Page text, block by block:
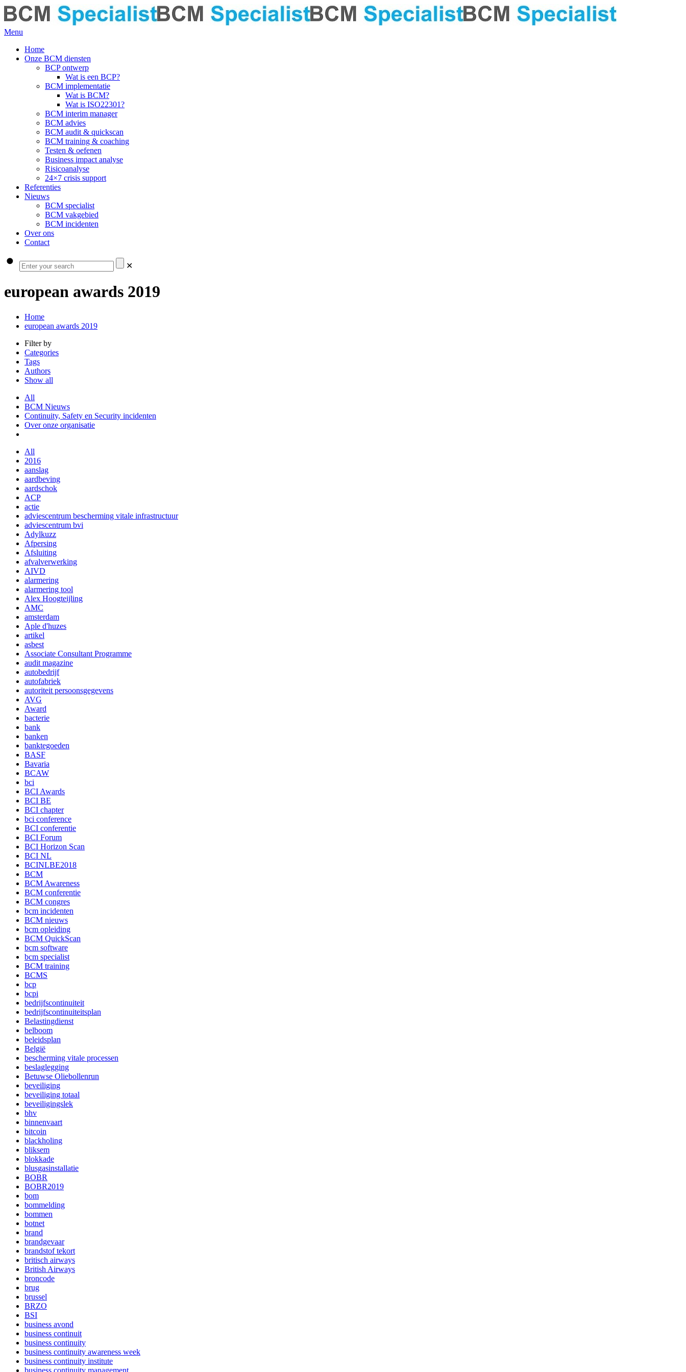
Menu
Home
Onze BCM diensten
BCP ontwerp
Wat is een BCP?
BCM implementatie
Wat is BCM?
Wat is ISO22301?
BCM interim manager
BCM advies
BCM audit & quickscan
BCM training & coaching
Testen & oefenen
Business impact analyse
Risicoanalyse
24×7 crisis support
Referenties
Nieuws
BCM specialist
BCM vakgebied
BCM incidenten
Over ons
Contact
✕
european awards 2019
Home
european awards 2019
Filter by
Categories
Tags
Authors
Show all
All
BCM Nieuws
Continuity, Safety en Security incidenten
Over onze organisatie
All
2016
aanslag
aardbeving
aardschok
ACP
actie
adviescentrum bescherming vitale infrastructuur
adviescentrum bvi
Adylkuzz
Afpersing
Afsluiting
afvalverwerking
AIVD
alarmering
alarmering tool
Alex Hoogteijling
AMC
amsterdam
Aple d'huzes
artikel
asbest
Associate Consultant Programme
audit magazine
autobedrijf
autofabriek
autoriteit persoonsgegevens
AVG
Award
bacterie
bank
banken
banktegoeden
BASF
Bavaria
BCAW
bci
BCI Awards
BCI BE
BCI chapter
bci conference
BCI conferentie
BCI Forum
BCI Horizon Scan
BCI NL
BCINLBE2018
BCM
BCM Awareness
BCM conferentie
BCM congres
bcm incidenten
BCM nieuws
bcm opleiding
BCM QuickScan
bcm software
bcm specialist
BCM training
BCMS
bcp
bcpi
bedrijfscontinuiteit
bedrijfscontinuiteitsplan
Belastingdienst
belboom
beleidsplan
België
bescherming vitale processen
beslaglegging
Betuwse Oliebollenrun
beveiliging
beveiliging totaal
beveiligingslek
bhv
binnenvaart
bitcoin
blackholing
bliksem
blokkade
blusgasinstallatie
BOBR
BOBR2019
bom
bommelding
bommen
botnet
brand
brandgevaar
brandstof tekort
britisch airways
British Airways
broncode
brug
brussel
BRZO
BSI
business avond
business continuit
business continuity
business continuity awareness week
business continuity institute
business continuity management